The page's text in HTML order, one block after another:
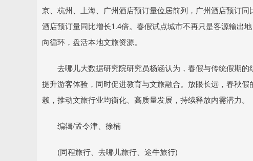
京、杭州、上海、广州酒店预订量位居前列，广州酒店预订
酒店预订量同比增长1.4倍。春假试点城市不再只是客源输出
向循环，盘活本地文旅资源。
去哪儿大数据研究院研究员杨涵认为，春假与传统假期的
提升游客体验，同时促进教育与文旅融合。放眼长远，春秋
赖，推动文旅行业均衡化、高质量发展，持续释放内需潜力。
编辑/孟令津、徐楠
(同程旅行、去哪儿旅行、途牛旅行)